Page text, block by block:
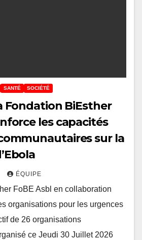
SANTÉ SOCIÉTÉ
Fondation BiEsther
les capacités
sur la
ÉQUIPE
FoBE Asbl en collaboration
organisations pour les urgences
de 26 organisations
ce Jeudi 30 Juillet 2026